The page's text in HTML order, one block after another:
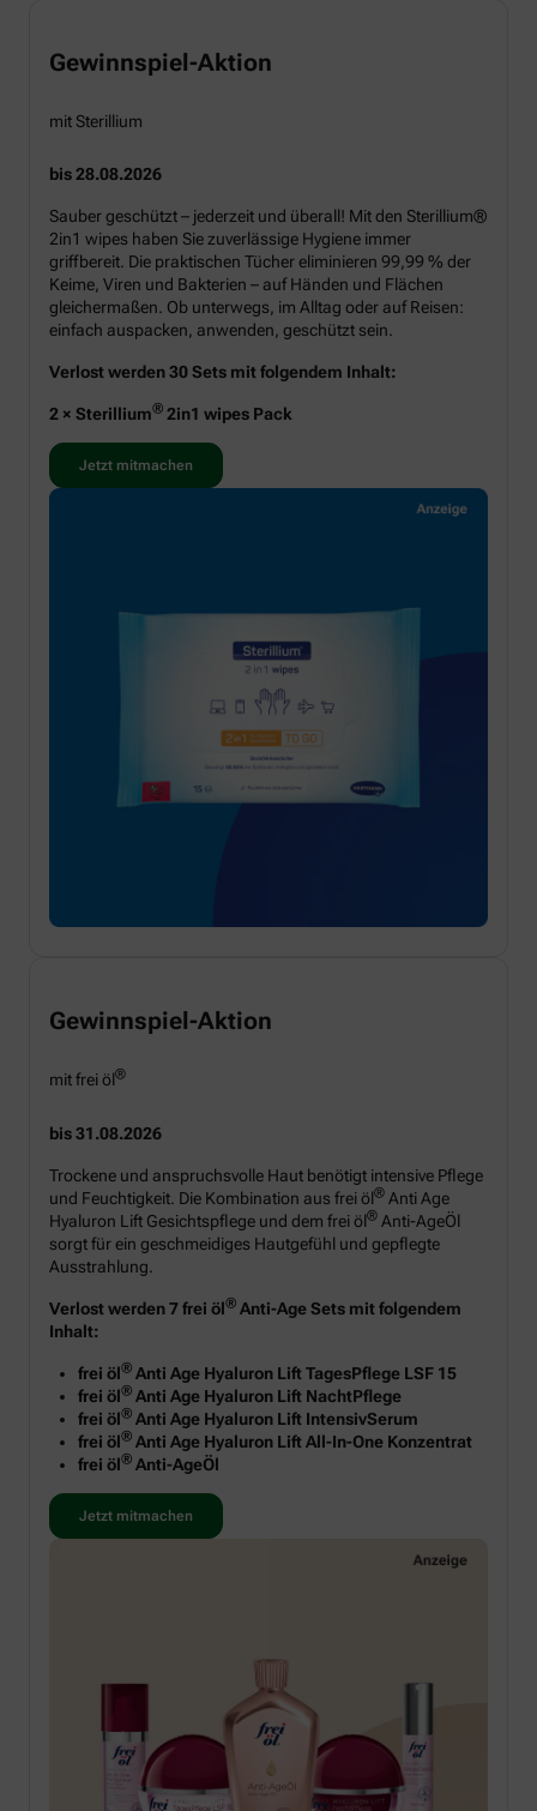
Gewinnspiel-Aktion
mit Sterillium
bis 28.08.2026
Sauber geschützt – jederzeit und überall! Mit den Sterillium®
2in1 wipes haben Sie zuverlässige Hygiene immer
griffbereit. Die praktischen Tücher eliminieren 99,99 % der
Keime, Viren und Bakterien – auf Händen und Flächen
gleichermaßen. Ob unterwegs, im Alltag oder auf Reisen:
einfach auspacken, anwenden, geschützt sein.
Verlost werden 30 Sets mit folgendem Inhalt:
2 × Sterillium® 2in1 wipes Pack
Jetzt mitmachen
Gewinnspiel-Aktion
mit frei öl®
bis 31.08.2026
Trockene und anspruchsvolle Haut benötigt intensive Pflege
und Feuchtigkeit. Die Kombination aus frei öl® Anti Age
Hyaluron Lift Gesichtspflege und dem frei öl® Anti-AgeÖl
sorgt für ein geschmeidiges Hautgefühl und gepflegte
Ausstrahlung.
Verlost werden 7 frei öl® Anti-Age Sets mit folgendem
Inhalt:
frei öl® Anti Age Hyaluron Lift TagesPflege LSF 15
frei öl® Anti Age Hyaluron Lift NachtPflege
frei öl® Anti Age Hyaluron Lift IntensivSerum
frei öl® Anti Age Hyaluron Lift All-In-One Konzentrat
frei öl® Anti-AgeÖl
Jetzt mitmachen